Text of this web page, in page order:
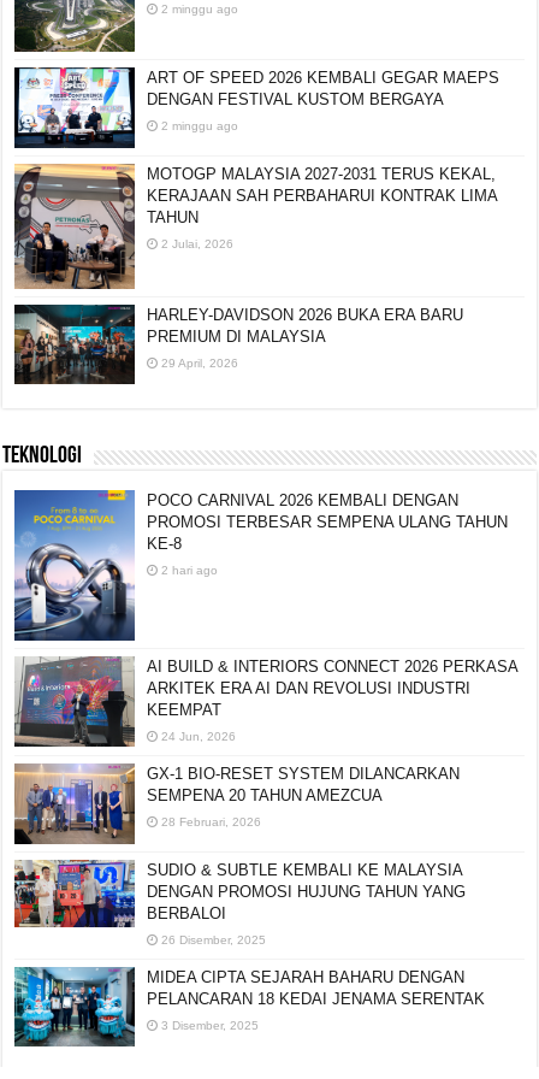
2 minggu ago
ART OF SPEED 2026 KEMBALI GEGAR MAEPS
DENGAN FESTIVAL KUSTOM BERGAYA
2 minggu ago
MOTOGP MALAYSIA 2027-2031 TERUS KEKAL,
KERAJAAN SAH PERBAHARUI KONTRAK LIMA
TAHUN
2 Julai, 2026
HARLEY-DAVIDSON 2026 BUKA ERA BARU
PREMIUM DI MALAYSIA
29 April, 2026
TEKNOLOGI
POCO CARNIVAL 2026 KEMBALI DENGAN
PROMOSI TERBESAR SEMPENA ULANG TAHUN
KE-8
2 hari ago
AI BUILD & INTERIORS CONNECT 2026 PERKASA
ARKITEK ERA AI DAN REVOLUSI INDUSTRI
KEEMPAT
24 Jun, 2026
GX-1 BIO-RESET SYSTEM DILANCARKAN
SEMPENA 20 TAHUN AMEZCUA
28 Februari, 2026
SUDIO & SUBTLE KEMBALI KE MALAYSIA
DENGAN PROMOSI HUJUNG TAHUN YANG
BERBALOI
26 Disember, 2025
MIDEA CIPTA SEJARAH BAHARU DENGAN
PELANCARAN 18 KEDAI JENAMA SERENTAK
3 Disember, 2025